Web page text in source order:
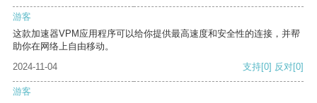
游客
这款加速器VPM应用程序可以给你提供最高速度和安全性的连接，并帮
助你在网络上自由移动。
2024-11-04
支持[0] 反对[0]
游客